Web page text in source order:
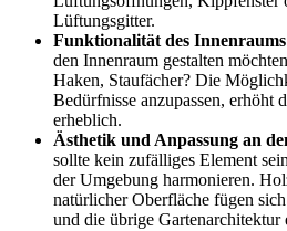
Lüftungsgitter.
Funktionalität des
den Innenraum gestalten
Haken, Staufächer? Die
Bedürfnisse anzupassen, erhöht
erheblich.
Ästhetik und Anpassung an
sollte kein zufälliges Element
der Umgebung harmonieren.
natürlicher Oberfläche fügen
und die übrige Gartenarchitektur